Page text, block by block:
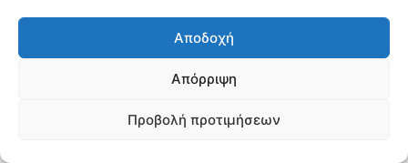
Αποδοχή
Απόρριψη
Προβολή προτιμήσεων